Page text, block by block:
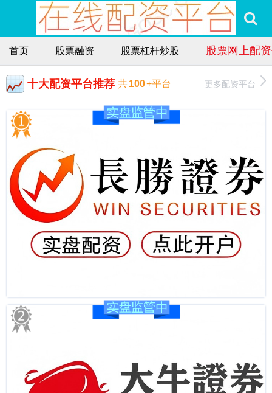
首页 股票融资 股票杠杆炒股 股票网上配
十大配资平台推荐 共100+平台 更多配资平台